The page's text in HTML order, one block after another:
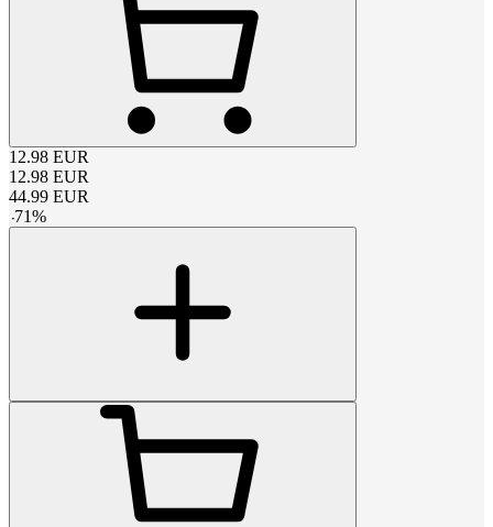
12.98 EUR
12.98 EUR
44.99 EUR
-71%